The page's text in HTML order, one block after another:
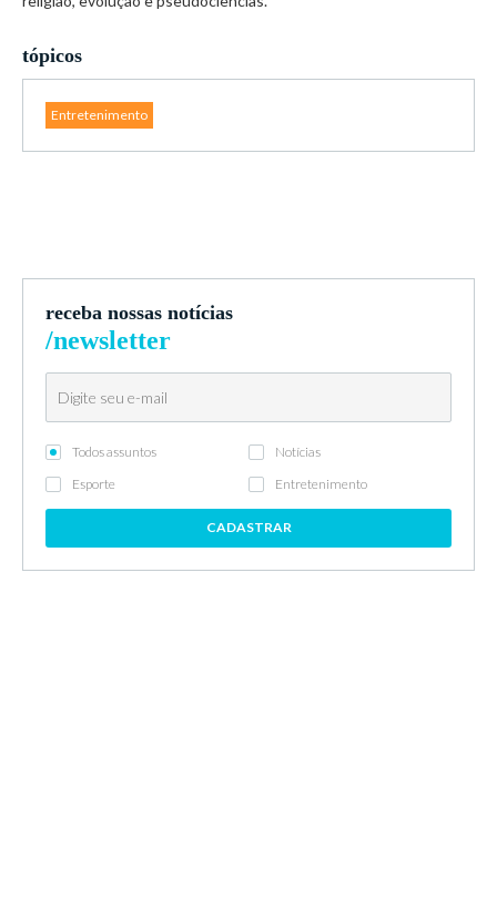
tópicos
Entretenimento
receba nossas notícias
/newsletter
Todos assuntos
Notícias
Esporte
Entretenimento
CADASTRAR